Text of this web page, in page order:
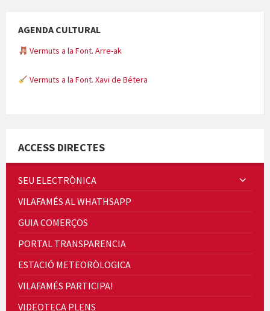
AGENDA CULTURAL
Vermuts a la Font. Arre-ak
Vermuts a la Font. Xavi de Bétera
Quintà Culroja
Cicle de Cine i Dones rurals
ACCESS DIRECTES
SEU ELECTRÒNICA
VILAFAMÉS AL WHATHSAPP
GUIA COMERÇOS
PORTAL TRANSPARENCIA
ESTACIÓ METEORÒLOGICA
VILAFAMÉS PARTICIPA!
VIDEOTECA PLENS